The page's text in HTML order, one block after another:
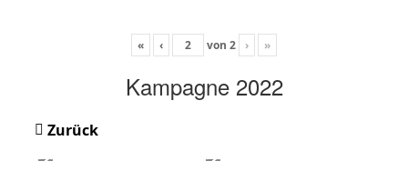
« ‹ von 2 › »
Kampagne 2022
Zurück